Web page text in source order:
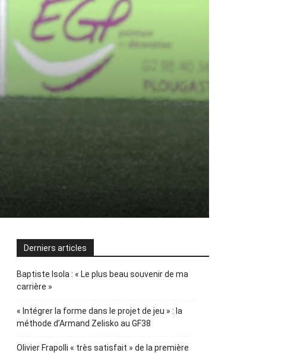
Derniers articles
Baptiste Isola : « Le plus beau souvenir de ma
carrière »
« Intégrer la forme dans le projet de jeu » : la
méthode d’Armand Zelisko au GF38
Olivier Frapolli « très satisfait » de la première